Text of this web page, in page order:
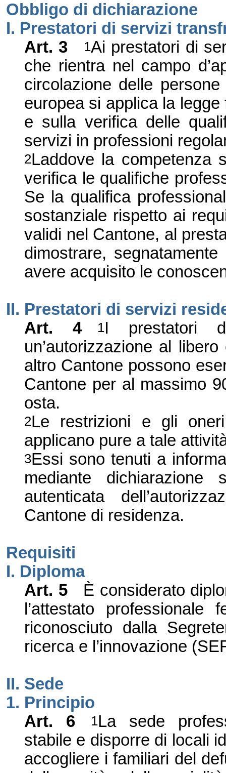
Obbligo di dichiarazione
I. Prestatori di servizi
Art. 3
1Ai prestatori di
che rientra nel campo d’
circolazione delle
europea si applica la legge
e sulla verifica delle
servizi in professioni
2Laddove la competenza
verifica le qualifiche
Se la qualifica
sostanziale rispetto ai
validi nel Cantone, al
dimostrare,
avere acquisito le
II. Prestatori di servizi
Art. 4
1I prestatori
un’autorizzazione al
altro Cantone possono
Cantone per al massimo
osta.
2Le restrizioni e gli
applicano pure a tale
3Essi sono tenuti a
mediante
autenticata
Cantone di residenza.
Requisiti
I. Diploma
Art. 5
È considerato
’attestato professionale
riconosciuto dalla
ricerca e l ’innovazione
II. Sede
1. Principio
Art. 6
1La sede
stabile e disporre di locali
accogliere i familiari del